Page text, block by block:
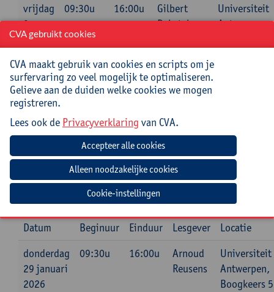
vrijdag
9
januari
09:30u 16:00u
Gilbert
Deketelaere
Universiteit
Antwerpen,
Inleiding tot de rechtspositie leerling:
schoolreglement en disciplinaire maatregelen
Datum Beginuur Einduur Lesgever
Locatie
donderdag
29 januari
2026
09:30u 16:00u
Arnoud
Reusens
Universiteit
Antwerpen,
Boogkeers 5
CVA gebruikt cookies
CVA maakt gebruik van cookies en scripts om je
surfervaring zo veel mogelijk te optimaliseren.
Gelieve aan de duiden welke cookies we mogen
registreren.
Lees ook de Privacyverklaring van CVA.
Cookie-instellingen